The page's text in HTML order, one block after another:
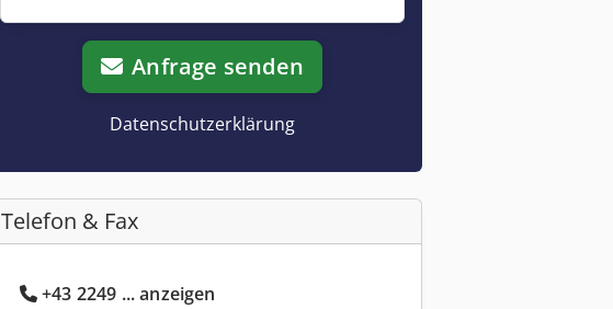
Anfrage senden
Datenschutzerklärung
Telefon & Fax
+43 2249 ... anzeigen